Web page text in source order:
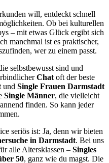
will, entdeckt schnell
Ob bei kulturellen
– mit etwas Glück ergibt sich
manchmal ist es praktischer,
wer zu einem passt.
selbstbewusst sind und
Chat oft der beste
und Single Frauen Darmstadt
Single Männer, die vielleicht
finden. So kann jeder
seriös ist: Ja, denn wir bieten
in Darmstadt. Bei uns
alle Altersklassen – Singles
50, ganz wie du magst. Die